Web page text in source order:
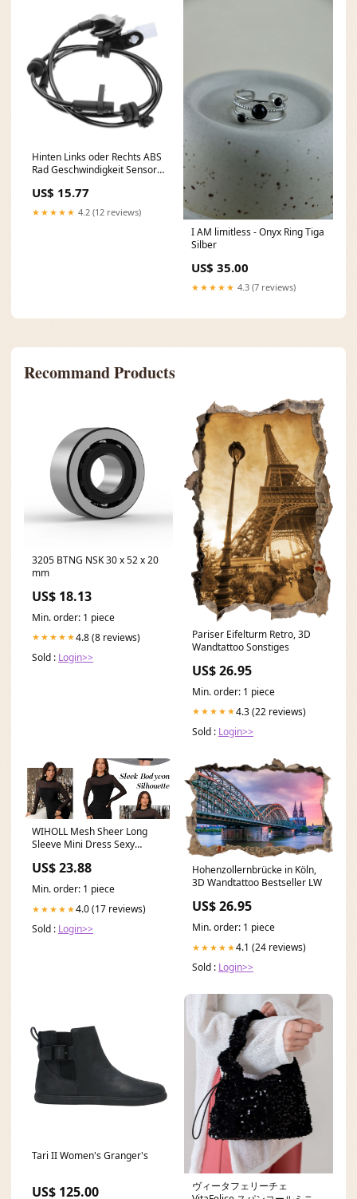
Hinten Links oder Rechts ABS
Rad Geschwindigkeit Sensor
DE DH Daytona Regulator
US$ 15.77
★★★★★ 4.2 (12 reviews)
I AM limitless - Onyx Ring Tiga
Silber
US$ 35.00
★★★★★ 4.3 (7 reviews)
Recommand Products
3205 BTNG NSK 30 x 52 x 20
mm
US$ 18.13
Min. order: 1 piece
★★★★★4.8 (8 reviews)
Sold : Login>>
Pariser Eifelturm Retro, 3D
Wandtattoo Sonstiges
US$ 26.95
Min. order: 1 piece
★★★★★4.3 (22 reviews)
Sold : Login>>
WIHOLL Mesh Sheer Long
Sleeve Mini Dress Sexy
US$ 23.88
Min. order: 1 piece
★★★★★4.0 (17 reviews)
Sold : Login>>
Hohenzollernbrücke in Köln,
3D Wandtattoo Bestseller LW
US$ 26.95
Min. order: 1 piece
★★★★★4.1 (24 reviews)
Sold : Login>>
Tari II Women's Granger's
US$ 125.00
ヴィータフェリーチェ